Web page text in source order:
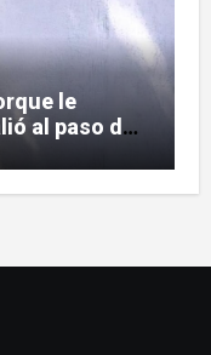
le
al paso de